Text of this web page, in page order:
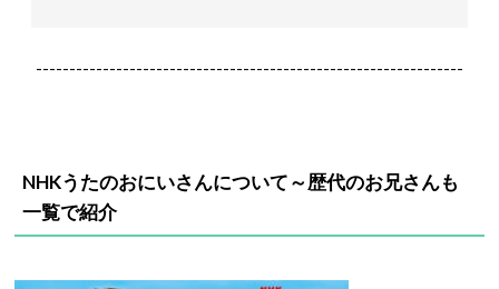
----------------------------------------------------------------
NHKうたのおにいさんについて～歴代のお兄さんも
一覧で紹介